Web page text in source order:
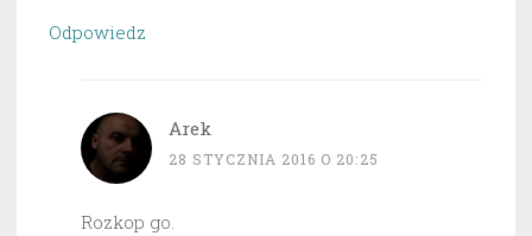
Odpowiedz
Arek
28 STYCZNIA 2016 O 20:25
Rozkop go.